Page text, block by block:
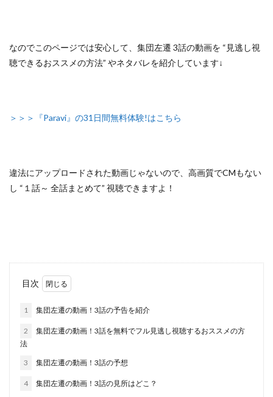
なのでこのページでは安心して、 集団左遷 3話の動画を “見逃し視
聴できるおススメの方法” やネタバレを紹介しています↓
＞＞＞『Paravi』の31日間無料体験!はこちら
違法にアップロードされた動画じゃないので、高画質でCMもない
し “１話～ 全話まとめて” 視聴できますよ！
目次
1 集団左遷の動画！3話の予告を紹介
2
集団左遷の動画！3話を無料でフル見逃し視聴するおススメの方
法
3 集団左遷の動画！3話の予想
4 集団左遷の動画！3話の見所はどこ？